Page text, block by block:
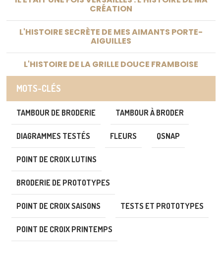
CRÉATION
L'HISTOIRE SECRÈTE DE MES AIMANTS PORTE-
AIGUILLES
L'HISTOIRE DE LA GRILLE DOUCE FRAMBOISE
MOTS-CLÉS
TAMBOUR DE BRODERIE TAMBOUR À BRODER
DIAGRAMMES TESTÉS FLEURS QSNAP
POINT DE CROIX LUTINS
BRODERIE DE PROTOTYPES
POINT DE CROIX SAISONS TESTS ET PROTOTYPES
POINT DE CROIX PRINTEMPS